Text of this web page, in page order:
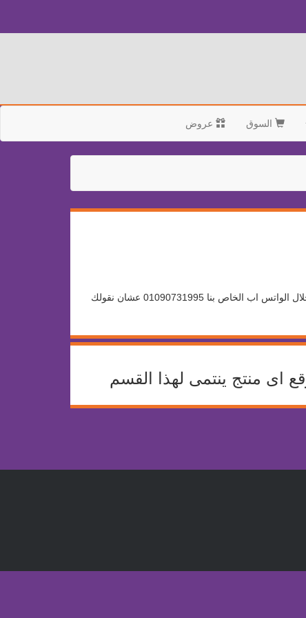
السوق عروض
ولعرض اى منتج فى سوق بنها سيتى هو مجانا تماماااااا وبيتم فتح لوحة تحكم خاصه بك لادارة منتجاتك بكل سهولة - تواصل معانا الان من خلال الواتس اب الخاص بنا 01090731995 عشان نقولك